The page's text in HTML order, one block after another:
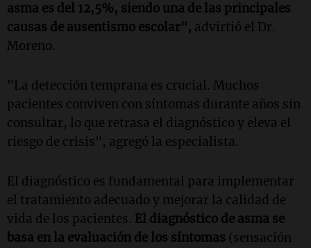
asma es del 12,5%, siendo una de las principales
causas de ausentismo escolar", advirtió el Dr.
Moreno.
"La detección temprana es crucial. Muchos
pacientes conviven con síntomas durante años sin
consultar, lo que retrasa el diagnóstico y eleva el
riesgo de crisis", agregó la especialista.
El diagnóstico es fundamental para implementar
el tratamiento adecuado y mejorar la calidad de
vida de los pacientes. El diagnóstico de asma se
basa en la evaluación de los síntomas (sensación